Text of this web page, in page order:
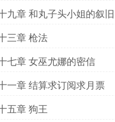
九章 和丸子头小姐的叙旧
三章 枪法
七章 女巫尤娜的密信
一章 结算求订阅求月票
五章 狗王